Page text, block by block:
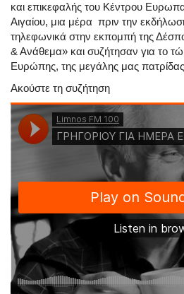
και επικεφαλής του Κέντρου
Αιγαίου, μια μέρα πριν την
τηλεφωνικά στην εκπομπή της
& Ανάθεμα» και συζήτησαν για το
Ευρώπης, της μεγάλης μας
Ακούστε τη συζήτηση